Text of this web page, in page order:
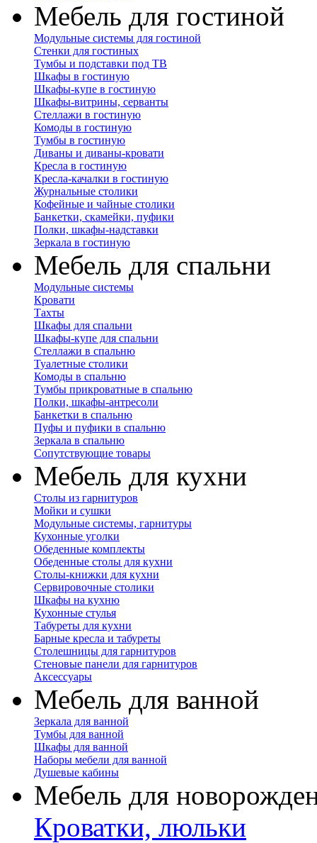
Мебель для гостиной
Модульные системы для гостиной
Стенки для гостиных
Тумбы и подставки под ТВ
Шкафы в гостиную
Шкафы-купе в гостиную
Шкафы-витрины, серванты
Стеллажи в гостиную
Комоды в гостиную
Тумбы в гостиную
Диваны и диваны-кровати
Кресла в гостиную
Кресла-качалки в гостиную
Журнальные столики
Кофейные и чайные столики
Банкетки, скамейки, пуфики
Полки, шкафы-надставки
Зеркала в гостиную
Мебель для спальни
Модульные системы
Кровати
Тахты
Шкафы для спальни
Шкафы-купе для спальни
Стеллажи в спальню
Туалетные столики
Комоды в спальню
Тумбы прикроватные в спальню
Полки, шкафы-антресоли
Банкетки в спальню
Пуфы и пуфики в спальню
Зеркала в спальню
Сопутствующие товары
Мебель для кухни
Столы из гарнитуров
Мойки и сушки
Модульные системы, гарнитуры
Кухонные уголки
Обеденные комплекты
Обеденные столы для кухни
Столы-книжки для кухни
Сервировочные столики
Шкафы на кухню
Кухонные стулья
Табуреты для кухни
Барные кресла и табуреты
Столешницы для гарнитуров
Стеновые панели для гарнитуров
Аксессуары
Мебель для ванной
Зеркала для ванной
Тумбы для ванной
Шкафы для ванной
Наборы мебели для ванной
Душевые кабины
Мебель для
Кроватки, люльки